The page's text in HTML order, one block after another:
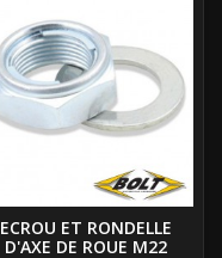
ECROU ET RONDELLE
D'AXE DE ROUE M22